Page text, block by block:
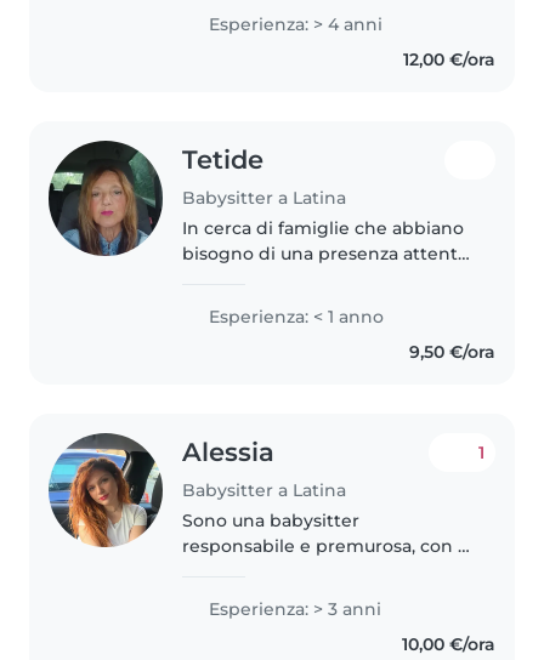
nido con bambini piccoli. Parlo
italiano e ucraino e ho una
formazione come mediatore
Esperienza: > 4 anni
12,00 €/ora
Tetide
Babysitter a Latina
In cerca di famiglie che abbiano
bisogno di una presenza attenta
esperienza in diverse fasce d'età
e competenze in disegno e
Esperienza: < 1 anno
9,50 €/ora
Alessia
Babysitter a Latina
1
Sono una babysitter
responsabile e premurosa, con 3
di tutte le età, inclusi quelli con
esigenze speciali come disturbi
d'ansia, ADHD e autismo. Parlo..
Esperienza: > 3 anni
10,00 €/ora